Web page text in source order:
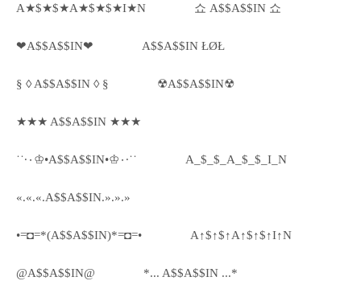
A★$★$★A★$★$★I★N 쇼 A$$A$$IN 쇼
❤A$$A$$IN❤ A$$A$$IN ŁØŁ
§ ◊ A$$A$$IN ◊ § ☢A$$A$$IN☢
★★★ A$$A$$IN ★★★
˙˙·٠♔•A$$A$$IN•♔٠·˙˙ A_$_$_A_$_$_I_N
«.«.«.A$$A$$IN.».».»
•=◘=*(A$$A$$IN)*=◘=• A↑$↑$↑A↑$↑$↑I↑N
@A$$A$$IN@ *... A$$A$$IN ...*